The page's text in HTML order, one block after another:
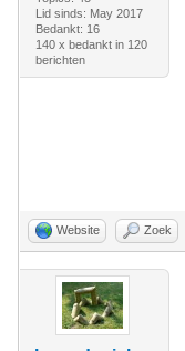
Lid sinds: May 2017
Bedankt: 16
140 x bedankt in 120
berichten
Website Zoek